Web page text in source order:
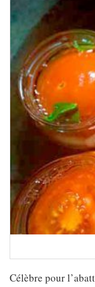
Célèbre pour